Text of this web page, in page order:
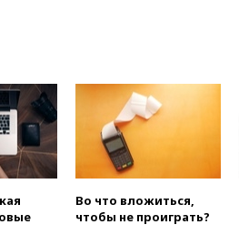
Во что вложиться,
чтобы не проиграть?